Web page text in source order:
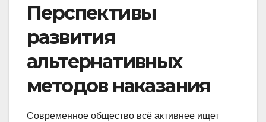
Перспективы
развития
альтернативных
методов наказания
Современное общество всё активнее ищет